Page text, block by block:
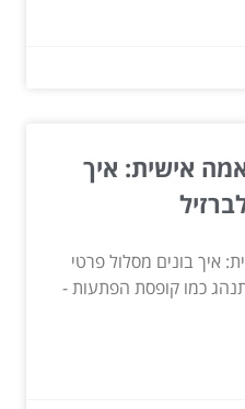
אישית: איך
איך בונים מסלול פרטי
כמו קופסת הפתעות -